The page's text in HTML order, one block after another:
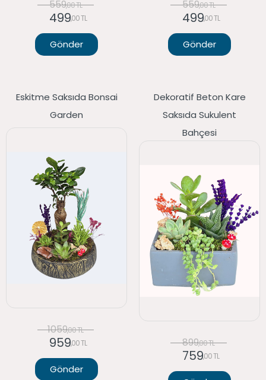
559,00 TL
499,00 TL
Gönder
559,00 TL
499,00 TL
Gönder
Eskitme Saksıda Bonsai
Garden
1059,00 TL
959,00 TL
Gönder
Dekoratif Beton Kare
Saksıda Sukulent
Bahçesi
899,00 TL
759,00 TL